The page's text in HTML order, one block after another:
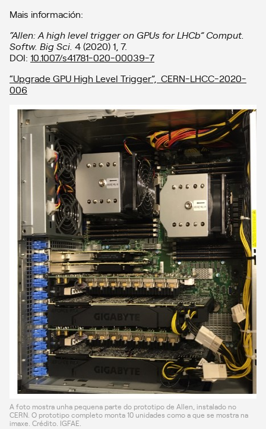
Mais información:
“Allen: A high level trigger on GPUs for LHCb” Comput.
Softw. Big Sci. 4 (2020) 1, 7.
DOI: 10.1007/s41781-020-00039-7
“Upgrade GPU High Level Trigger”, CERN-LHCC-2020-
006
A foto mostra unha pequena parte do prototipo de Allen, instalado no
CERN. O prototipo completo monta 10 unidades como a que se mostra na
imaxe. Crédito. IGFAE.